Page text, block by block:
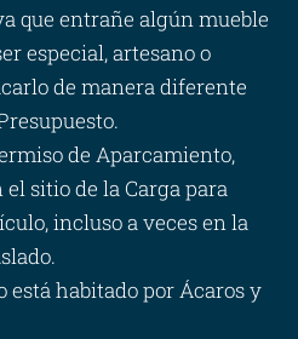
que entrañe algún mueble
especial, artesano o
de manera diferente
de Aparcamiento,
sitio de la Carga para
incluso a veces en la
está habitado por Ácaros y